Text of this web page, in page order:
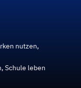
nutzen,
Schule leben